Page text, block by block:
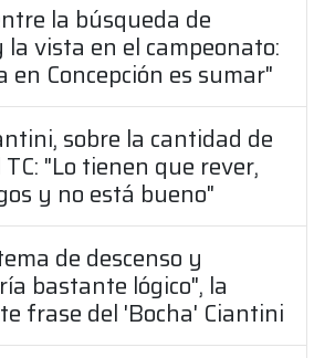
la búsqueda de
vista en el campeonato:
en Concepción es sumar"
sobre la cantidad de
"Lo tienen que rever,
y no está bueno"
de descenso y
bastante lógico", la
frase del 'Bocha' Ciantini